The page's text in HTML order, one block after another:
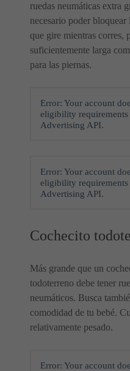
ruedas neumáticas extra
necesario poder
que gire mientras corres,
suficientemente larga
para las piernas.
Error: Your account
eligibility requirements
Advertising API.
Error: Your account
eligibility requirements
Advertising API.
Cochecito
Más grande que un
todoterreno debe tener
neumáticos. Busca
comodidad de tu bebé.
relativamente pesado.
Error: Your account